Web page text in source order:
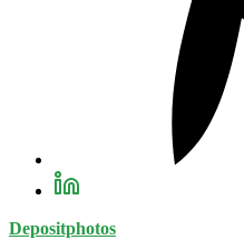
Depositphotos